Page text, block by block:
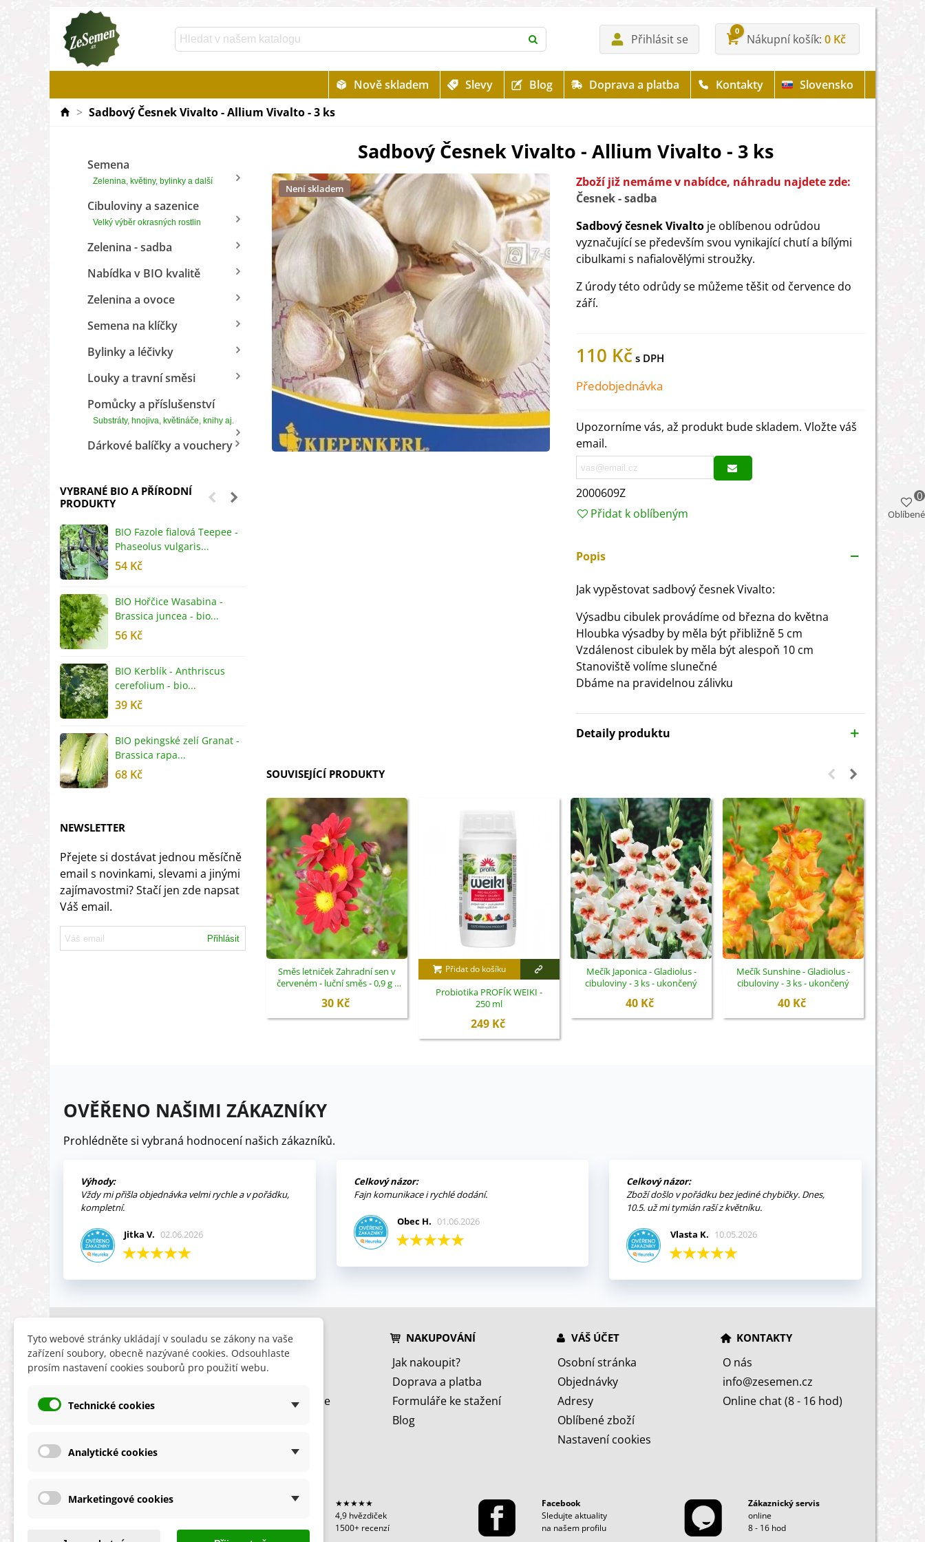
Přihlásit se
0
Nákupní košík 0 Kč
Nově skladem Slevy Blog Doprava a platba Kontakty
Slovensko
> Sadbový Česnek Vivalto - Allium Vivalto - 3 ks
Semena
Zelenina, květiny, bylinky a další
Cibuloviny a sazenice
Velký výběr okrasných rostlin
Zelenina - sadba
Nabídka v BIO kvalitě
Zelenina a ovoce
Semena na klíčky
Bylinky a léčivky
Louky a travní směsi
Pomůcky a příslušenství
Substráty, hnojiva, květináče, knihy aj.
Dárkové balíčky a vouchery
VYBRANÉ BIO A PŘÍRODNÍ
PRODUKTY
BIO Fazole fialová Teepee -
Phaseolus vulgaris...
54 Kč
BIO Hořčice Wasabina -
Brassica juncea - bio...
56 Kč
BIO Kerblík - Anthriscus
cerefolium - bio...
39 Kč
BIO pekingské zelí Granat -
Brassica rapa...
68 Kč 84 Kč
NEWSLETTER
Přejete si dostávat jednou měsíčně
email s novinkami, slevami a jinými
zajímavostmi? Stačí jen zde napsat
Váš email.
Přihlásit
Sadbový Česnek Vivalto - Allium Vivalto - 3 ks
Není skladem
Zboží již nemáme v nabídce, náhradu najdete zde:
Česnek - sadba
Sadbový česnek Vivalto je oblíbenou odrůdou
vyznačující se především svou vynikající chutí a bílými
cibulkami s nafialovělými stroužky.
Z úrody této odrůdy se můžeme těšit od července do
září.
110 Kč
Předobjednávka
Upozorníme vás, až produkt bude skladem. Vložte váš
email.
2000609Z
Přidat k oblíbeným
Popis
Jak vypěstovat sadbový česnek Vivalto:
Výsadbu cibulek provádíme od března do května
Hloubka výsadby by měla být přibližně 5 cm
Vzdálenost cibulek by měla být alespoň 10 cm
Stanoviště volíme slunečné
Dbáme na pravidelnou zálivku
Detaily produktu
SOUVISEJÍCÍ PRODUKTY
Směs letniček Zahradní sen v
červeném - luční směs - 0,9 g -
30 Kč
Přidat do košíku
Probiotika PROFÍK WEIKI -
250 ml
249 Kč
Mečík Japonica - Gladiolus -
cibuloviny - 3 ks - ukončený
40 Kč
Mečík Sunshine - Gladiolus -
cibuloviny - 3 ks - ukončený
40 Kč
OVĚŘENO NAŠIMI ZÁKAZNÍKY
Prohlédněte si vybraná hodnocení našich zákazníků.
Výhody:
Vždy mi přišla objednávka velmi rychle a v pořádku,
kompletní.
Jitka V. 02.06.2026
Celkový názor:
Fajn komunikace i rychlé dodání.
Obec H. 01.06.2026
Celkový názor:
Zboží došlo v pořádku bez jediné chybičky. Dnes,
10.5. už mi tymián raší z květníku.
Vlasta K. 10.05.2026
INFORMACE
Obchodní podmínky
Ochrana osobních údajů
HLEDÁTE
Slevy
Nyní doporučujeme
NAKUPOVÁNÍ
Jak nakoupit?
Doprava a platba
Formuláře ke stažení
Blog
VÁŠ ÚČET
Osobní stránka
Objednávky
Adresy
Oblíbené zboží
Nastavení cookies
KONTAKTY
O nás
info@zesemen.cz
Online chat (8 - 16 hod)
★★★★★
★★★★★
4,9 hvězdiček
1500+ recenzí
Facebook
Sledujte aktuality
na našem profilu
Zákaznický servis
online
8 - 16 hod
Oblíbené
0
Tyto webové stránky ukládají v souladu se zákony na vaše
zařízení soubory, obecně nazývané cookies. Odsouhlaste
prosím nastavení cookies souborů pro použití webu.
Technické cookies
Analytické cookies
Marketingové cookies